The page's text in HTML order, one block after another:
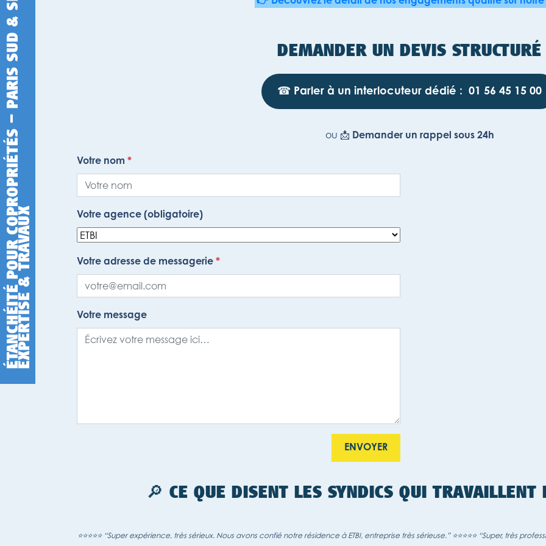
P
X
DEMANDER UN DEVIS STRUCTURÉ
☎︎ Parler à un interlocuteur dédié : 01 56 45 15 00
ou 📩 Demander un rappel sous 24h
Votre nom *
Votre agence (obligatoire)
Votre adresse de messagerie *
Votre message
🔎 CE QUE DISENT LES SYNDICS QUI TRAVAILLENT
⭐⭐⭐⭐⭐ “Super expérience, très sérieux. Nous avons confié notre résidence à ETBI, entreprise très sérieuse.” ⭐⭐⭐⭐⭐ “Super, très